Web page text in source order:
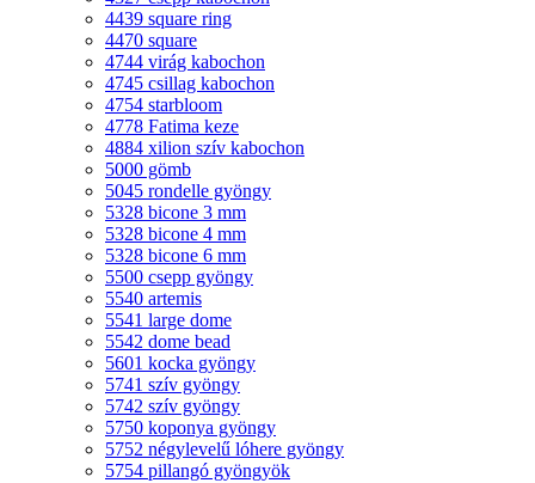
4439 square ring
4470 square
4744 virág kabochon
4745 csillag kabochon
4754 starbloom
4778 Fatima keze
4884 xilion szív kabochon
5000 gömb
5045 rondelle gyöngy
5328 bicone 3 mm
5328 bicone 4 mm
5328 bicone 6 mm
5500 csepp gyöngy
5540 artemis
5541 large dome
5542 dome bead
5601 kocka gyöngy
5741 szív gyöngy
5742 szív gyöngy
5750 koponya gyöngy
5752 négylevelű lóhere gyöngy
5754 pillangó gyöngyök